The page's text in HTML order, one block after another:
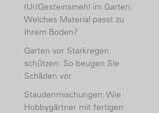
(Ur)Gesteinsmehl im Garten:
Welches Material passt zu
Ihrem Boden?
Garten vor Starkregen
schützen: So beugen Sie
Schäden vor
Staudenmischungen: Wie
Hobbygärtner mit fertigen